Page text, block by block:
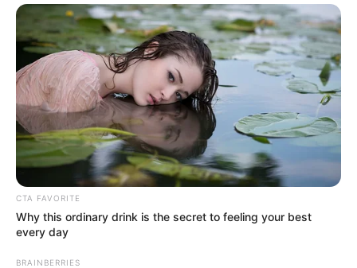
Papéis coloridos (pode ser papel de presente);
Pedaço pequeno de cartolina vermelha ou da
sua cor de preferência (para fazer as asas e o
bico);
Olhos de plástico para brinquedo;
Cola branca e tesoura;
Fita de cetim (se quiser pendurá-la).
Como fazer a coruja de papel
CTA FAVORITE
Why this ordinary drink is the secret to feeling your best
every day
BRAINBERRIES